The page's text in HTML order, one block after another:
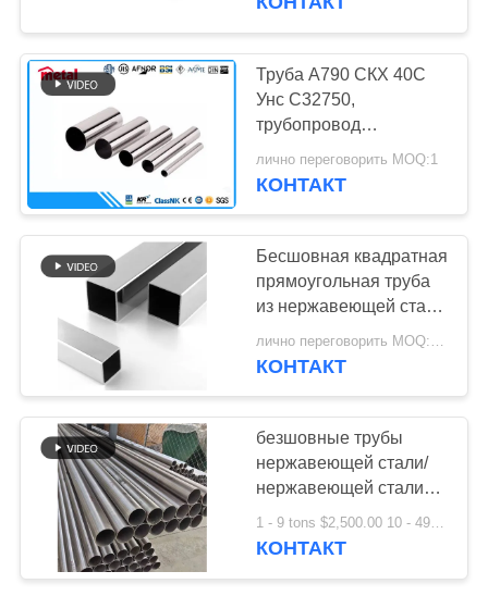
Труба А790 СКХ 40С
Унс С32750,
трубопровод
нержавеющей стали
1/2 «безшовный
лично переговорить MOQ:1
КОНТАКТ
Бесшовная квадратная
прямоугольная труба
из нержавеющей стали
толщиной 2 мм 304
316Ti труба из
лично переговорить MOQ:1 шт.
КОНТАКТ
безшовные трубы
нержавеющей стали/
нержавеющей стали
дуплекса продажи
2507 фабрики
1 - 9 tons $2,500.00 10 - 49 tons $2,200.00 >= 50 tons $2,000.00 MOQ:1
КОНТАКТ